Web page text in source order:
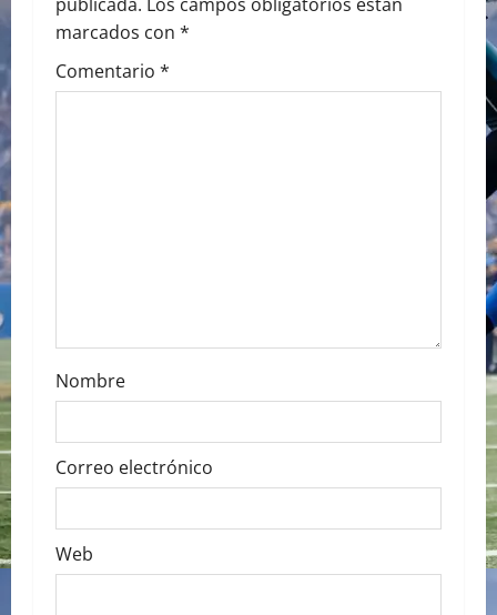
i
g
marcados con *
Comentario *
Nombre
Correo electrónico
Web